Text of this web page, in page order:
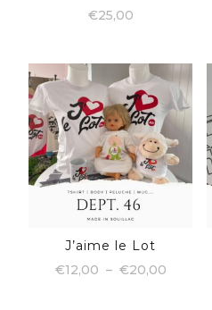
€25,00
J’aime le Lot
€12,00 – €20,00Plage